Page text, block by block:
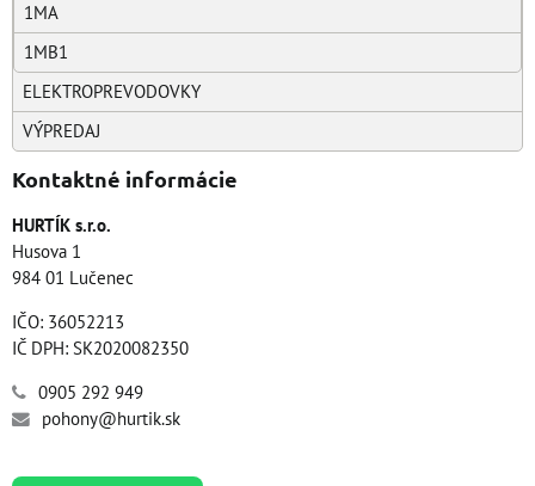
1MA
1MB1
ELEKTROPREVODOVKY
VÝPREDAJ
Kontaktné informácie
HURTÍK s.r.o.
Husova 1
984 01 Lučenec
IČO: 36052213
IČ DPH: SK2020082350
0905 292 949
pohony@hurtik.sk